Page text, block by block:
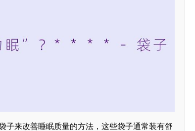
子来改善睡眠质量的方法，这些袋子通常装有舒